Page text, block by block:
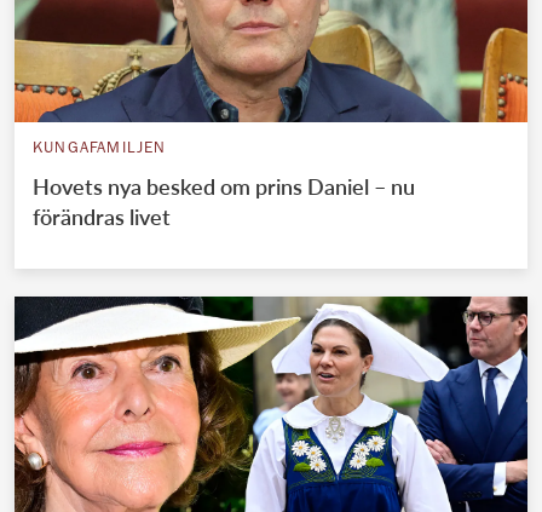
KUNGAFAMILJEN
Hovets nya besked om prins Daniel – nu
förändras livet